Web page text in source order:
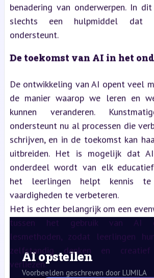
benadering van onderwerpen. In
slechts een hulpmiddel dat
ondersteunt.
De toekomst van AI in het
De ontwikkeling van AI opent veel
de manier waarop we leren en
kunnen veranderen.
ondersteunt nu al processen die
schrijven, en in de toekomst kan
uitbreiden. Het is mogelijk dat
onderdeel wordt van elk
het leerlingen helpt kennis te
vaardigheden te verbeteren.
Het is echter belangrijk om een
tussen het gebruik van AI
lesmethoden, zodat leerlingen
zelfstandig denken en
verliezen.
AI opstellen
Voorbeelden geschreven door LUMILA